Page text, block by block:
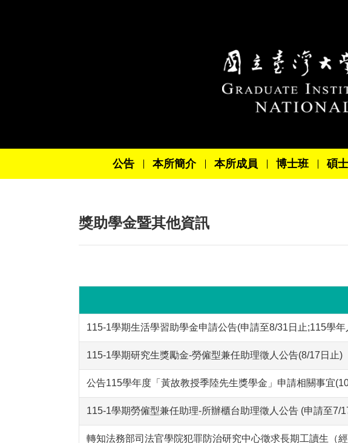
公告 本所簡介 本所成員 博士班 碩
獎助學金暨其他資訊
115-1學期生活學習助學金申請公告(申請至8/31日止;115學
115-1學期研究生獎勵金-勞僱型兼任助理徵人公告(8/17日止)
公告115學年度「黃故教授季陸先生獎學金」申請相關事宜
115-1學期勞僱型兼任助理-所辦櫃台助理徵人公告 (申請至7/
轉知法務部司法官學院犯罪防治研究中心徵求長期工讀生（